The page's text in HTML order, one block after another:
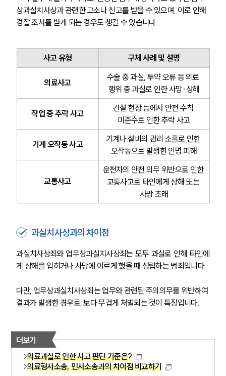
상과실치사상과 관련한 고소나 신고를 받을 수 있으며, 이로 인해
경찰 조사를 받게 되는 경우도 생길 수 있습니다.
사고 유형 구체 사례 및 설명
의료사고
수술 중 과실, 투약 오류 등 의료
행위 중 과실로 인한 사망·상해
작업 중 추락 사고
건설 현장 등에서 안전 수칙
미준수로 인한 추락 사고
기계 오작동 사고
기계나 설비의 관리 소홀로 인한
오작동으로 발생한 인명 피해
교통사고
운전자의 안전 의무 위반으로 인한
교통사고로 타인에게 상해 또는
사망 초래
과실치사상과의 차이점
과실치사상죄와 업무상과실치사상죄는 모두 과실로 인해 타인에
게 상해를 입히거나 사망에 이르게 했을 때 성립하는 범죄입니다.
다만, 업무상과실치사상죄는 업무와 관련된 주의의무를 위반하여
결과가 발생한 경우로, 보다 무겁게 처벌되는 것이 특징입니다.
더보기
의료과실로 인한 사고 판단 기준은?
의료형사소송, 민사소송과의 차이점 비교하기